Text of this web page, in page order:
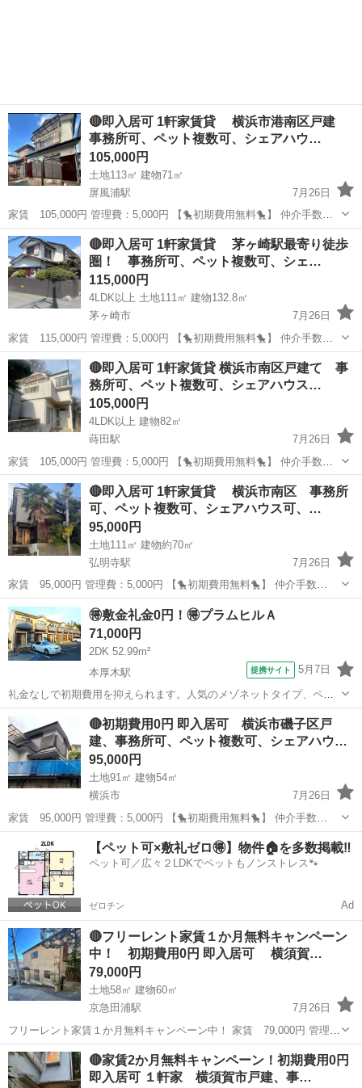
🔴即入居可 1軒家賃貸 横浜市港南区戸建
事務所可、ペット複数可、シェアハウ…
105,000円
土地113㎡ 建物71㎡
屏風浦駅
7月26日
家賃 105,000円 管理費：5,000円 【🐤初期費用無料🐤】 仲介手数
料 ：0円 敷金 ：0円 礼金 ：0円 －－－－－－
－－－－－－－－ 計 ：0円 なんと！！初期...
神奈川 横浜市 屏風浦駅 一戸建て 初期
🔴即入居可 1軒家賃貸 茅ヶ崎駅最寄り徒歩
圏！ 事務所可、ペット複数可、シェ…
115,000円
4LDK以上 土地111㎡ 建物132.8㎡
茅ヶ崎市
7月26日
家賃 115,000円 管理費：5,000円 【🐤初期費用無料🐤】 仲介手数
料 ：0円 敷金 ：0円 礼金 ：0円 －－－－－－
－－－－－－－－ 計 ：0円 なんと！！初期...
神奈川 茅ヶ崎市 一戸建て 初期
🔴即入居可 1軒家賃貸 横浜市南区戸建て 事
務所可、ペット複数可、シェアハウス…
105,000円
4LDK以上 建物82㎡
蒔田駅
7月26日
家賃 105,000円 管理費：5,000円 【🐤初期費用無料🐤】 仲介手数
料 ：0円 敷金 ：0円 礼金 ：0円 －－－－－－
－－－－－－－－ 計 ：0円 なんと！！初期...
神奈川 横浜市 蒔田駅 一戸建て 初期
🔴即入居可 1軒家賃貸 横浜市南区 事務所
可、ペット複数可、シェアハウス可、…
95,000円
土地111㎡ 建物約70㎡
弘明寺駅
7月26日
家賃 95,000円 管理費：5,000円 【🐤初期費用無料🐤】 仲介手数
料 ：0円 敷金 ：0円 礼金 ：0円 －－－－－－
－－－－－－－－ 計 ：0円 なんと！！初期費...
神奈川 横浜市 弘明寺駅 一戸建て
🉐敷金礼金0円！🉐プラムヒルＡ
71,000円
2DK 52.99m²
本厚木駅
提携サイト 5月7日
礼金なしで初期費用を抑えられます。人気のメゾネットタイプ、ペッ
ト可、オールフローリングのお部屋です。
神奈川 厚木市 本厚木駅 一戸建て
🔴初期費用0円 即入居可 横浜市磯子区戸
建、事務所可、ペット複数可、シェアハウ…
95,000円
土地91㎡ 建物54㎡
横浜市
7月26日
家賃 95,000円 管理費：5,000円 【🐤初期費用無料🐤】 仲介手数
料 ：0円 敷金 ：0円 礼金 ：0円 －－－－－－
－－－－－－－－ 計 ：0円 なんと！！初期費...
神奈川 一戸建て 初期
【ペット可×敷礼ゼロ🉐】物件🏠を多数掲載‼️
ペット可／広々２LDKでペットもノンストレス🐾
ゼロチン Ad
🔴フリーレント家賃１か月無料キャンペーン
中！ 初期費用0円 即入居可 横須賀…
79,000円
土地58㎡ 建物60㎡
京急田浦駅
7月26日
フリーレント家賃１か月無料キャンペーン中！ 家賃 79,000円 管理
費：6,000円 【🐤初期費用無料🐤】 仲介手数料 ：0円 敷
金 ：0円 礼金 ：0円 －－－－－－－－－－－－
－...
神奈川 横須賀市 京急田浦駅 一戸建て
🔴家賃2か月無料キャンペーン！初期費用0円
即入居可 １軒家 横須賀市戸建、事…